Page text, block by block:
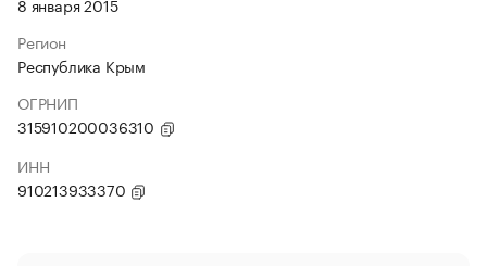
Регион
Республика Крым
ОГРНИП
315910200036310
ИНН
910213933370